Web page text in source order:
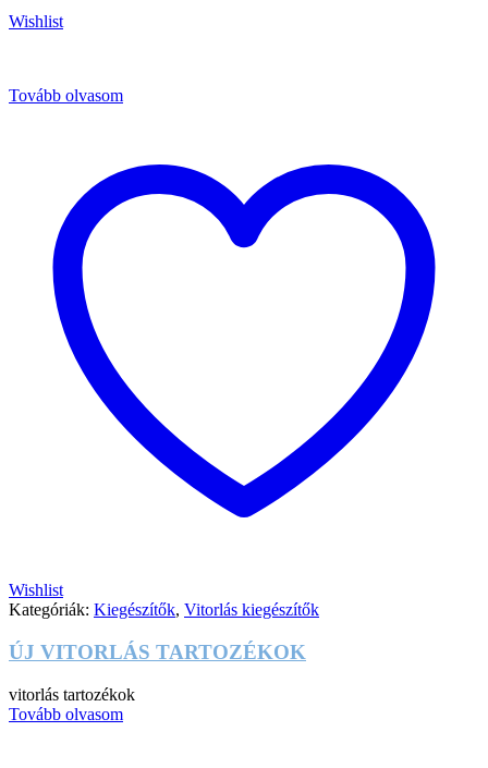
Wishlist
Tovább olvasom
Wishlist
Kategóriák: Kiegészítők, Vitorlás kiegészítők
ÚJ VITORLÁS TARTOZÉKOK
vitorlás tartozékok
Tovább olvasom